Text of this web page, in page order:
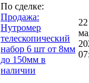
По сделке:
Продажа:
Нутромер
телескопический
набор 6 шт от 8мм
до 150мм в
наличии
22